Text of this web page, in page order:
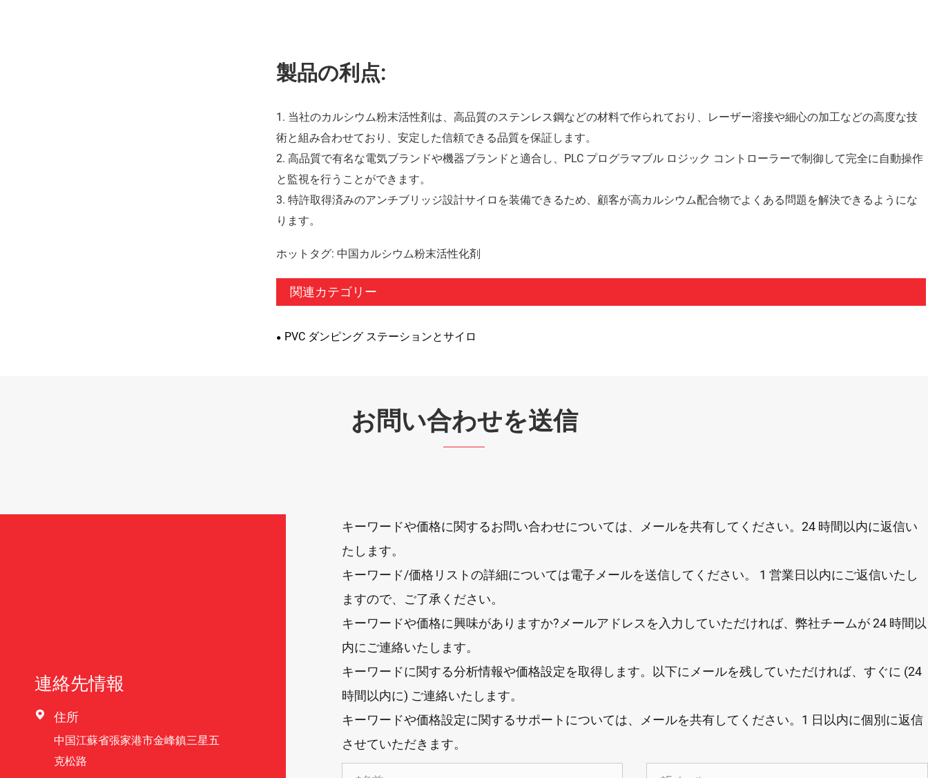
製品の利点:
1. 当社のカルシウム粉末活性剤は、高品質のステンレス鋼などの材料で作られており、レーザー溶接や細心の加工などの高度な技
術と組み合わせており、安定した信頼できる品質を保証します。
2. 高品質で有名な電気ブランドや機器ブランドと適合し、PLC プログラマブル ロジック コントローラーで制御して完全に自動操作
と監視を行うことができます。
3. 特許取得済みのアンチブリッジ設計サイロを装備できるため、顧客が高カルシウム配合物でよくある問題を解決できるようにな
ります。
ホットタグ: 中国カルシウム粉末活性化剤
関連カテゴリー
PVC ダンピング ステーションとサイロ
お問い合わせを送信
連絡先情報
 住所
中国江蘇省張家港市金峰鎮三星五
克松路
キーワードや価格に関するお問い合わせについては、メールを共有してください。24 時間以内に返信い
たします。
キーワード/価格リストの詳細については電子メールを送信してください。 1 営業日以内にご返信いたし
ますので、ご了承ください。
キーワードや価格に興味がありますか?メールアドレスを入力していただければ、弊社チームが 24 時間以
内にご連絡いたします。
キーワードに関する分析情報や価格設定を取得します。以下にメールを残していただければ、すぐに (24
時間以内に) ご連絡いたします。
キーワードや価格設定に関するサポートについては、メールを共有してください。1 日以内に個別に返信
させていただきます。